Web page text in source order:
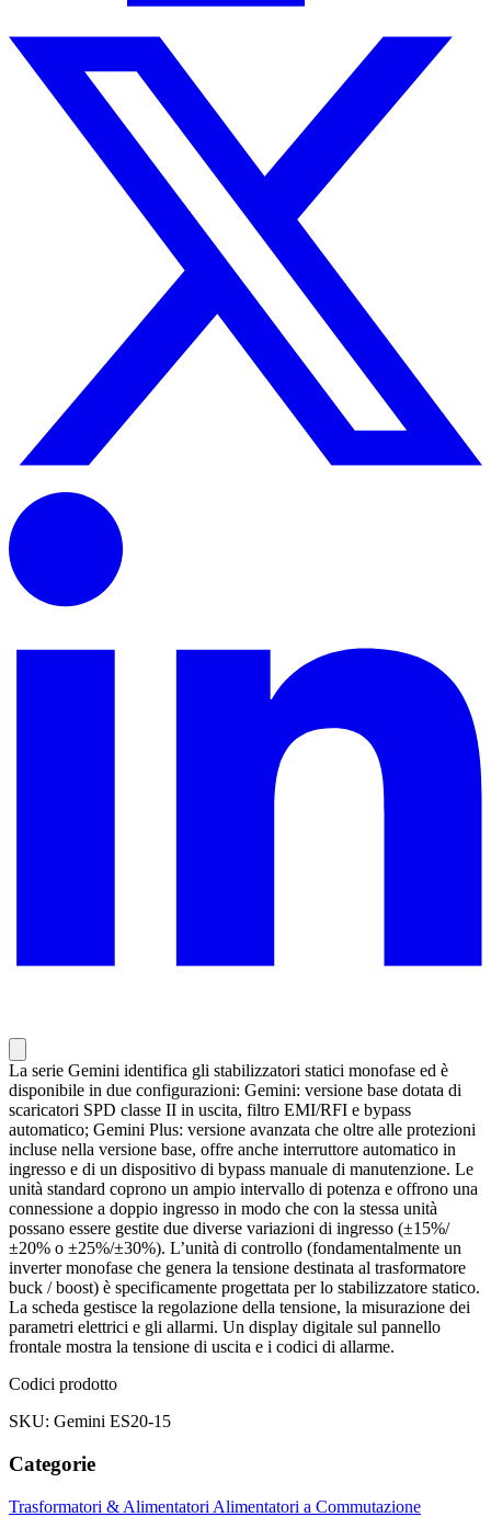
La serie Gemini identifica gli stabilizzatori statici monofase ed è
disponibile in due configurazioni: Gemini: versione base dotata di
scaricatori SPD classe II in uscita, filtro EMI/RFI e bypass
automatico; Gemini Plus: versione avanzata che oltre alle protezioni
incluse nella versione base, offre anche interruttore automatico in
ingresso e di un dispositivo di bypass manuale di manutenzione. Le
unità standard coprono un ampio intervallo di potenza e offrono una
connessione a doppio ingresso in modo che con la stessa unità
possano essere gestite due diverse variazioni di ingresso (±15%/
±20% o ±25%/±30%). L’unità di controllo (fondamentalmente un
inverter monofase che genera la tensione destinata al trasformatore
buck / boost) è specificamente progettata per lo stabilizzatore statico.
La scheda gestisce la regolazione della tensione, la misurazione dei
parametri elettrici e gli allarmi. Un display digitale sul pannello
frontale mostra la tensione di uscita e i codici di allarme.
Codici prodotto
SKU: Gemini ES20-15
Categorie
Trasformatori & Alimentatori Alimentatori a Commutazione